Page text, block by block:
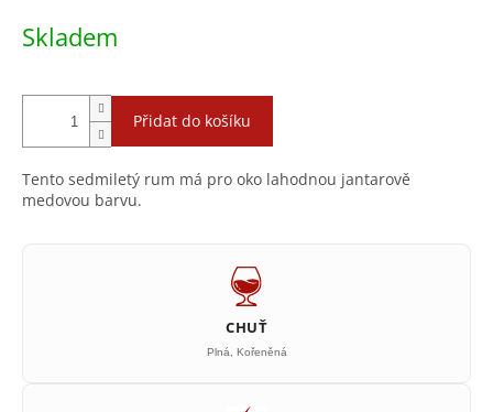
Skladem
Přidat do košíku
Tento sedmiletý rum má pro oko lahodnou jantarově
medovou barvu.
CHUŤ
Plná, Kořeněná